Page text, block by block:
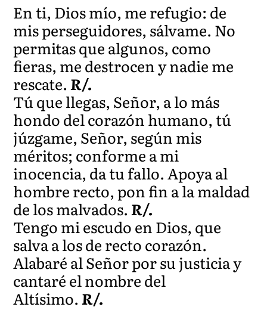
En ti, Dios mío, me refugio: de
mis perseguidores, sálvame. No
permitas que algunos, como
fieras, me destrocen y nadie me
rescate.R/.
Tú que llegas, Señor, a lo más
hondo del corazón humano, tú
júzgame, Señor, según mis
méritos; conforme a mi
inocencia, da tu fallo. Apoya al
hombre recto, pon fin a la maldad
de los malvados.R/.
Tengo mi escudo en Dios, que
salva a los de recto corazón.
Alabaré al Señor por su justicia y
cantaré el nombre del
Altísimo.R/.